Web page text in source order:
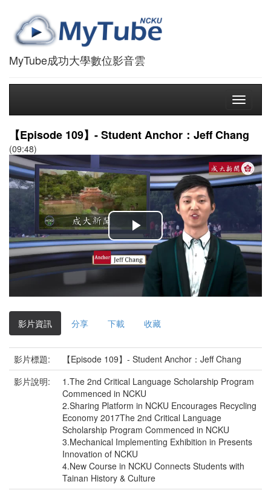
MyTube成功大學數位影音雲
Toggle
【Episode 109】- Student Anchor：Jeff Chang
(09:48)
播
放
影
片
影片資訊 分享 下載 收藏
影片標題:
【Episode 109】- Student Anchor：Jeff Chang
影片說明:
1.The 2nd Critical Language Scholarship Program
Commenced in NCKU
2.Sharing Platform in NCKU Encourages Recycling
Economy 2017The 2nd Critical Language
Scholarship Program Commenced in NCKU
3.Mechanical Implementing Exhibition in Presents
Innovation of NCKU
4.New Course in NCKU Connects Students with
Tainan History & Culture